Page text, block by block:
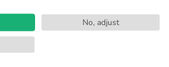
No, adjust